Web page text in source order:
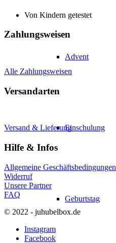
Advent
Einschulung
Geburtstag
Von Kindern getestet
Zahlungsweisen
Alle Zahlungsweisen
Versandarten
Versand & Lieferung
Hilfe & Infos
Allgemeine Geschäftsbedingungen
Widerruf
Unsere Partner
FAQ
© 2022 - juhubelbox.de
Instagram
Facebook